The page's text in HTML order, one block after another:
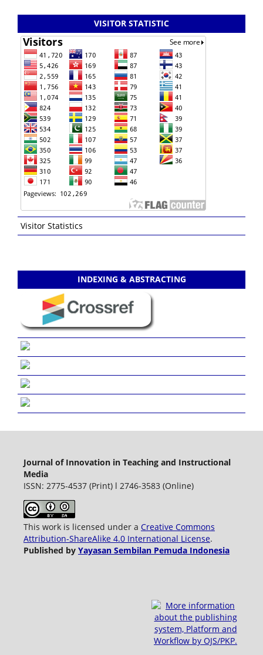
VISITOR STATISTIC
Visitor Statistics
INDEXING & ABSTRACTING
Journal of Innovation in Teaching and Instructional
Media
ISSN: 2775-4537 (Print) l 2746-3583 (Online)
This work is licensed under a Creative Commons
Attribution-ShareAlike 4.0 International License.
Published by Yayasan Sembilan Pemuda Indonesia